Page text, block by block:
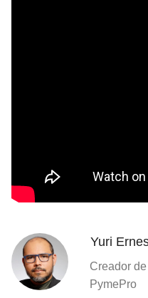
Yuri
Creador
PymePro